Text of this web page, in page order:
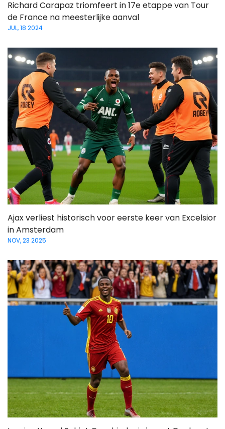
Richard Carapaz triomfeert in 17e etappe van Tour
de France na meesterlijke aanval
JUL, 18 2024
Ajax verliest historisch voor eerste keer van Excelsior
in Amsterdam
NOV, 23 2025